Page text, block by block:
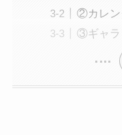
②カレン
③ギャラ